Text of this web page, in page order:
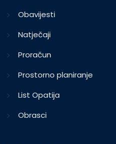
Obavijesti
Natječaji
Proračun
Prostorno planiranje
List Opatija
Obrasci